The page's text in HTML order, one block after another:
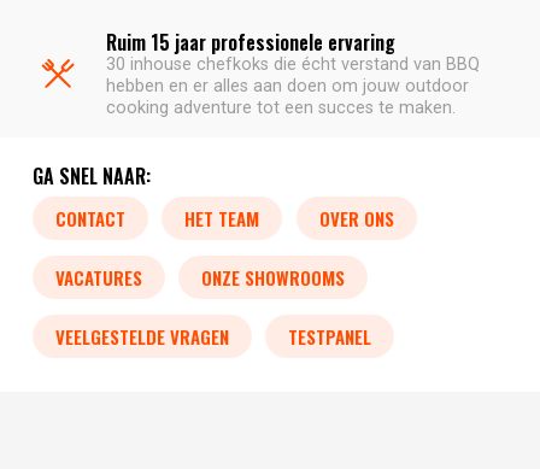
Ruim 15 jaar professionele ervaring
30 inhouse chefkoks die écht verstand van BBQ
hebben en er alles aan doen om jouw outdoor
cooking adventure tot een succes te maken.
GA SNEL NAAR:
CONTACT HET TEAM OVER ONS
VACATURES ONZE SHOWROOMS
VEELGESTELDE VRAGEN TESTPANEL